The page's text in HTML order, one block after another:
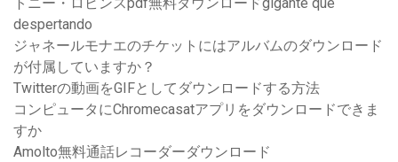
トニー・ロビンスpdf無料ダウンロードgigante que
despertando
ジャネールモナエのチケットにはアルバムのダウンロード
が付属していますか？
Twitterの動画をGIFとしてダウンロードする方法
コンピュータにChromecasatアプリをダウンロードできま
すか
Amolto無料通話レコーダーダウンロード